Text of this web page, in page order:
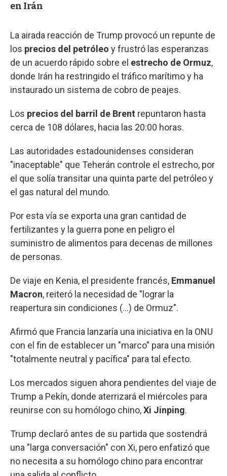
en Irán
La airada reacción de Trump provocó un repunte de
los precios del petróleo y frustró las esperanzas
de un acuerdo rápido sobre el estrecho de Ormuz,
donde Irán ha restringido el tráfico marítimo y ha
instaurado un sistema de cobro de peajes.
Los precios del barril de Brent repuntaron hasta
cerca de 108 dólares, hacia las 20:00 horas.
Las autoridades estadounidenses consideran
"inaceptable" que Teherán controle el estrecho, por
el que solía transitar una quinta parte del petróleo y
el gas natural del mundo.
Por esta vía se exporta una gran cantidad de
fertilizantes y la guerra pone en peligro el
suministro de alimentos para decenas de millones
de personas.
De viaje en Kenia, el presidente francés, Emmanuel
Macron, reiteró la necesidad de "lograr la
reapertura sin condiciones (...) de Ormuz".
Afirmó que Francia lanzaría una iniciativa en la ONU
con el fin de establecer un "marco" para una misión
"totalmente neutral y pacífica" para tal efecto.
Los mercados siguen ahora pendientes del viaje de
Trump a Pekín, donde aterrizará el miércoles para
reunirse con su homólogo chino,Xi Jinping.
Trump declaró antes de su partida que sostendrá
una "larga conversación" con Xi, pero enfatizó que
no necesita a su homólogo chino para encontrar